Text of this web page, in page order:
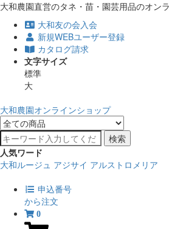
大和農園直営のタネ・苗・園芸用品のオン
大和友の会入会
新規WEBユーザー登録
カタログ請求
文字サイズ
標準
大
大和農園オンラインショップ
検索
人気ワード
大和ルージュ アジサイ アルストロメリア
申込番号
から注文
0